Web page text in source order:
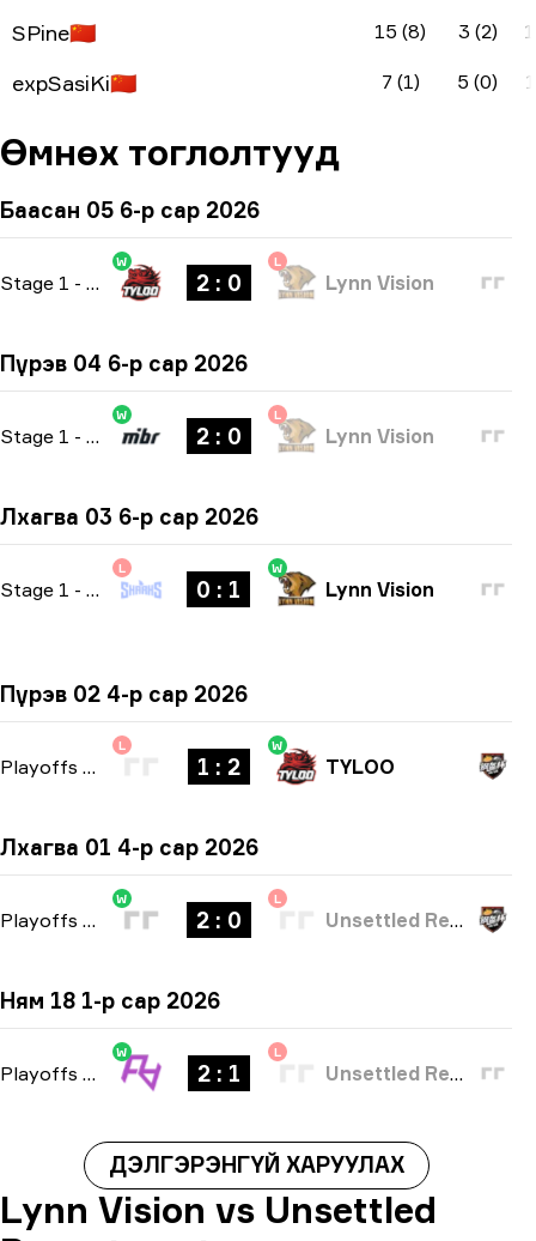
SPine🇨🇳 15 (8) 3 (2)
expSasiKi🇨🇳 7 (1) 5 (0)
Өмнөх тоглолтууд
Баасан 05 6-р сар 2026
Stage 1 - bo3
W
2 : 0
L
Lynn Vision
Пүрэв 04 6-р сар 2026
Stage 1 - bo3
W
2 : 0
L
Lynn Vision
Лхагва 03 6-р сар 2026
Stage 1 - bo1
L
0 : 1
W
Lynn Vision
Пүрэв 02 4-р сар 2026
Playoffs
L
1 : 2
W
TYLOO
Лхагва 01 4-р сар 2026
Playoffs bo3
W
2 : 0
L
Unsettled Resentment
Ням 18 1-р сар 2026
Playoffs bo3
W
2 : 1
L
Unsettled Resentment
ДЭЛГЭРЭНГҮЙ ХАРУУЛАХ
Lynn Vision vs Unsettled